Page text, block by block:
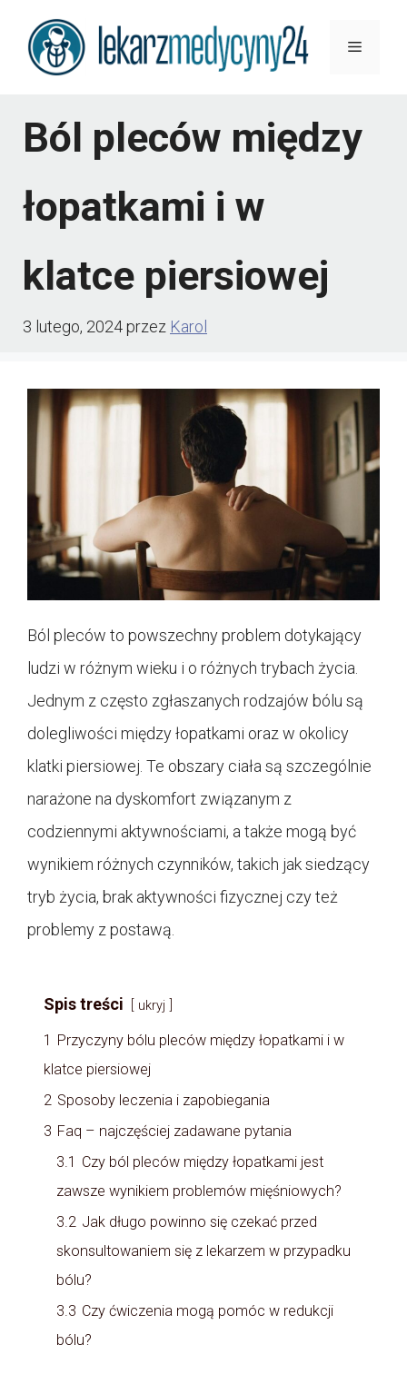
Przejdź
Menu
Ból pleców między
łopatkami i w
klatce piersiowej
3 lutego, 2024przez Karol
Ból pleców to powszechny problem dotykający
ludzi w różnym wieku i o różnych trybach życia.
Jednym z często zgłaszanych rodzajów bólu są
dolegliwości między łopatkami oraz w okolicy
klatki piersiowej. Te obszary ciała są szczególnie
narażone na dyskomfort związanym z
codziennymi aktywnościami, a także mogą być
wynikiem różnych czynników, takich jak siedzący
tryb życia, brak aktywności fizycznej czy też
problemy z postawą.
Spis treści ukryj
1
Przyczyny bólu pleców między łopatkami i w
klatce piersiowej
2 Sposoby leczenia i zapobiegania
3 Faq – najczęściej zadawane pytania
3.1 Czy ból pleców między łopatkami jest
zawsze wynikiem problemów mięśniowych?
3.2 Jak długo powinno się czekać przed
skonsultowaniem się z lekarzem w przypadku
bólu?
3.3 Czy ćwiczenia mogą pomóc w redukcji
bólu?